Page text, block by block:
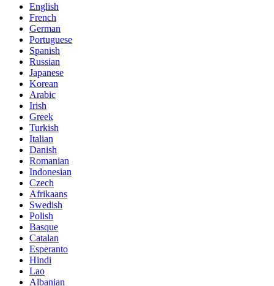
English
French
German
Portuguese
Spanish
Russian
Japanese
Korean
Arabic
Irish
Greek
Turkish
Italian
Danish
Romanian
Indonesian
Czech
Afrikaans
Swedish
Polish
Basque
Catalan
Esperanto
Hindi
Lao
Albanian